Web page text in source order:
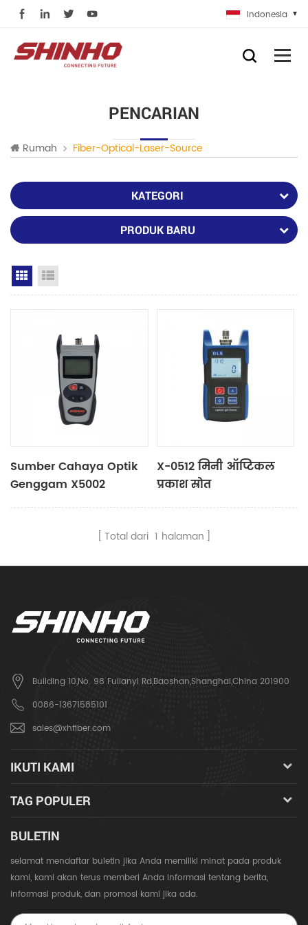
Indonesia
PENCARIAN
Rumah Fiber-Optical-Laser-Source
KATEGORI
PRODUK BARU
Grid View
Sumber Cahaya Optik
Genggam X5002
X-0512 मिनी ऑप्टिकल
प्रकाश स्रोत
Total dari 1 halaman
Building 10,No. 98 Fulianyi Rd,Baoshan,Shanghai,China 201900
0086-13671585101
sales@xhfiber.com
IKUTI KAMI
TAG POPULER
BULETIN
selamat mendaftar buletin jika Anda memiliki minat pada produk
kami, kami akan terus memberi Anda informasi tentang berita,
informasi produk, dan promosi kami jika ada.